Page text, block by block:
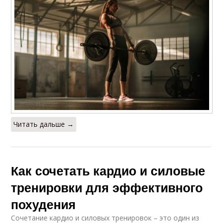
Читать дальше →
Как сочетать кардио и силовые
тренировки для эффективного
похудения
Сочетание кардио и силовых тренировок – это один из